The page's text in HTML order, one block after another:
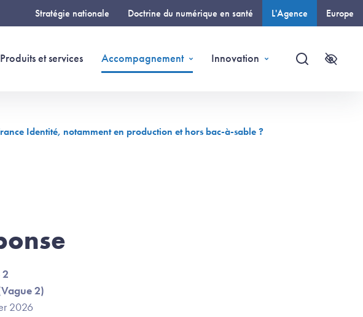
Stratégie nationale Doctrine du numérique en santé L'Agence Europe
Produits et services Accompagnement Innovation
Recherche
Identité, notamment en production et hors bac-à-sable ?
2)
2026